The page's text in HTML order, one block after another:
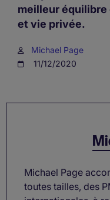
meilleur
et vie privée.
Michael Page
11/12/2020
Michael Page
toutes tailles, des